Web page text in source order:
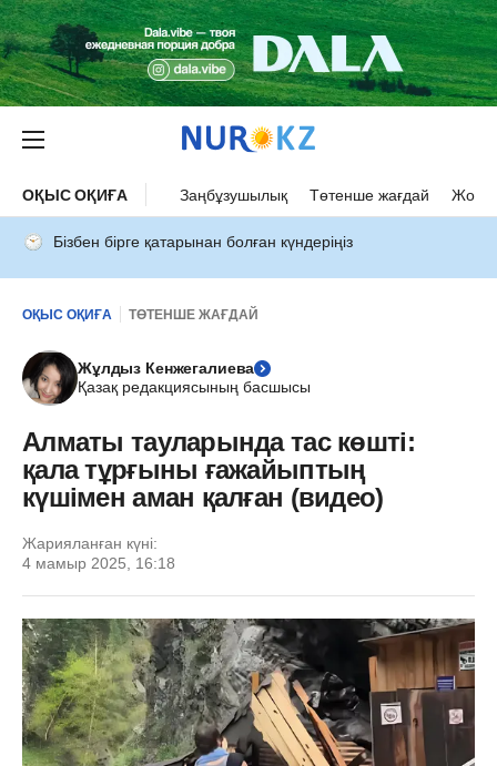
ОҚЫС ОҚИҒА Заңбұзушылық Төтенше жағдай Жол
Бізбен бірге қатарынан болған күндеріңіз
ОҚЫС ОҚИҒА ТӨТЕНШЕ ЖАҒДАЙ
Жұлдыз Кенжегалиева
Қазақ редакциясының басшысы
Алматы тауларында тас көшті:
қала тұрғыны ғажайыптың
күшімен аман қалған (видео)
Жарияланған күні:
4 мамыр 2025, 16:18